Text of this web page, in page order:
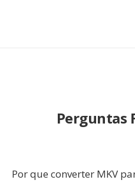
Perguntas
Por que converter MKV